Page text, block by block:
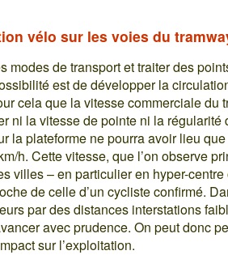
vélo sur les voies du
modes de transport et traiter des
est de développer la
cela que la vitesse commerciale du
ni la vitesse de pointe ni la régularité
la plateforme ne pourra avoir lieu
h. Cette vitesse, que l’on observe
villes – en particulier en hyper-centre
de celle d’un cycliste confirmé.
par des distances interstations
avec prudence. On peut donc
sur l’exploitation.